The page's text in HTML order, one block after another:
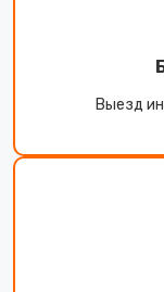
Выезд